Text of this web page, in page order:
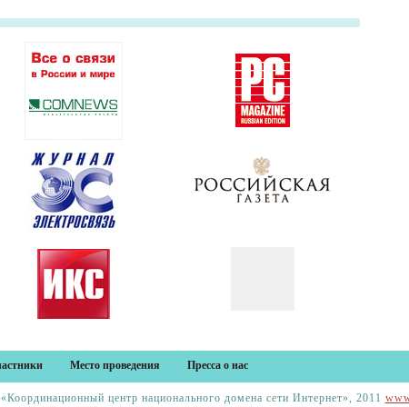
Место проведения Пресса о нас
центр национального домена сети Интернет», 2011